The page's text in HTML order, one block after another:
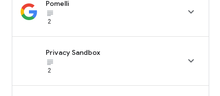
Pomelli
subject_black
2

Privacy Sandbox
subject_black
2
